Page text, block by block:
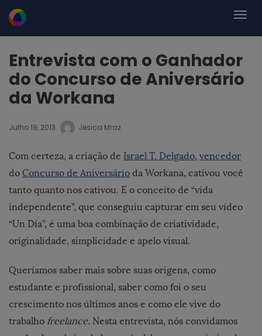
Entrevista com o Ganhador
do Concurso de Aniversário
da Workana
Julho 19, 2013 Jesica Mraz
Com certeza, a criação de Israel T. Delgado, vencedor
do Concurso de Aniversário da Workana, cativou você
tanto quanto nos cativou. E o conceito de “vida
independente”, que conseguiu capturar em seu vídeo
“Un Día”, é uma boa combinação de criatividade,
originalidade, simplicidade e apelo visual.
Queríamos saber mais sobre suas origens, como
estudante e profissional, saber como foi o seu
crescimento nos últimos anos e como ele vive do
trabalho freelance. Nesta entrevista, nós convidamos